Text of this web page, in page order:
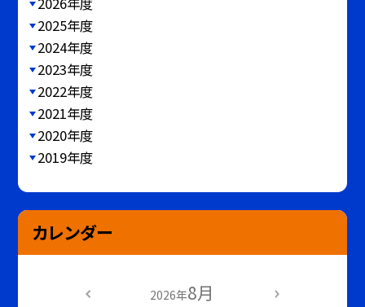
2025年度
2024年度
2023年度
2022年度
2021年度
2020年度
2019年度
カレンダー
2026年8月